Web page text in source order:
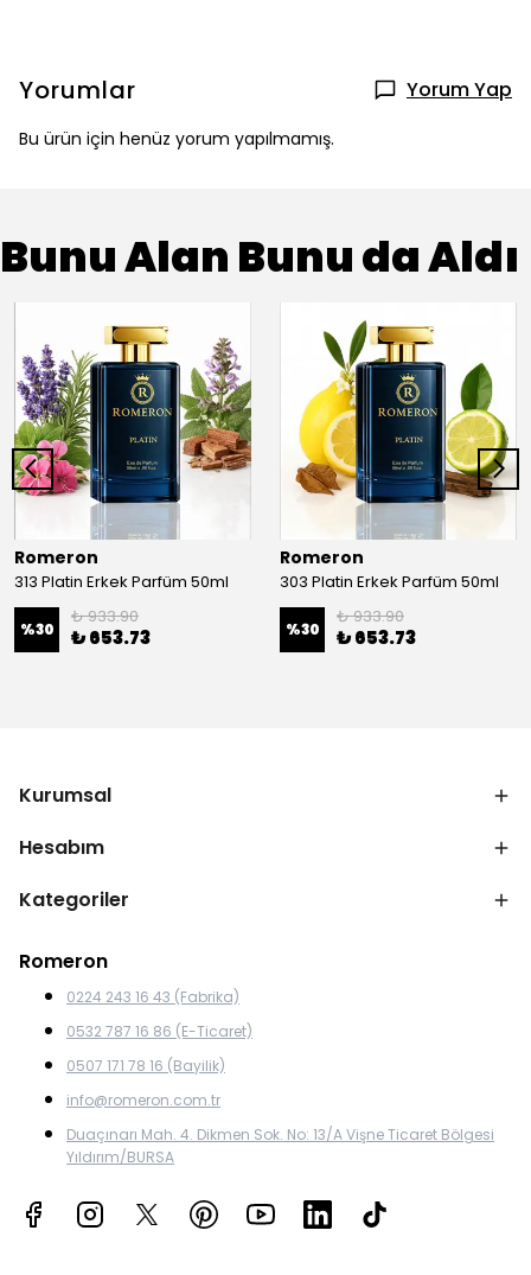
Yorumlar Yorum Yap
Bu ürün için henüz yorum yapılmamış.
Bunu Alan Bunu da Aldı
Romeron
313 Platin Erkek Parfüm 50ml
%30
₺ 933.90
₺ 653.73
Romeron
303 Platin Erkek Parfüm 50ml
%30
₺ 933.90
₺ 653.73
Kurumsal
Hesabım
Kategoriler
Romeron
0224 243 16 43 (Fabrika)
0532 787 16 86 (E-Ticaret)
0507 171 78 16 (Bayilik)
info@romeron.com.tr
Duaçınarı Mah. 4. Dikmen Sok. No: 13/A Vişne Ticaret Bölgesi
Yıldırım/BURSA